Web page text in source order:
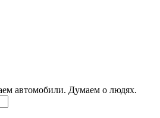
автомобили. Думаем о людях.